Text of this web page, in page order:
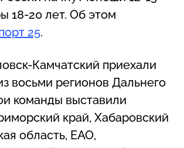
18-20 лет. Об этом
25.
Камчатский приехали
восьми регионов Дальнего
команды выставили
край, Хабаровский
область, ЕАО,